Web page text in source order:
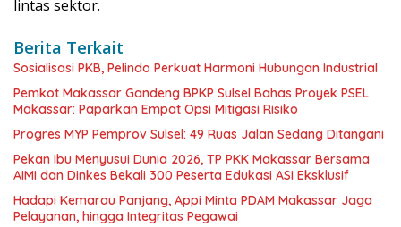
lintas sektor.
Berita Terkait
Sosialisasi PKB, Pelindo Perkuat Harmoni Hubungan Industrial
Pemkot Makassar Gandeng BPKP Sulsel Bahas Proyek PSEL
Makassar: Paparkan Empat Opsi Mitigasi Risiko
Progres MYP Pemprov Sulsel: 49 Ruas Jalan Sedang Ditangani
Pekan Ibu Menyusui Dunia 2026, TP PKK Makassar Bersama
AIMI dan Dinkes Bekali 300 Peserta Edukasi ASI Eksklusif
Hadapi Kemarau Panjang, Appi Minta PDAM Makassar Jaga
Pelayanan, hingga Integritas Pegawai